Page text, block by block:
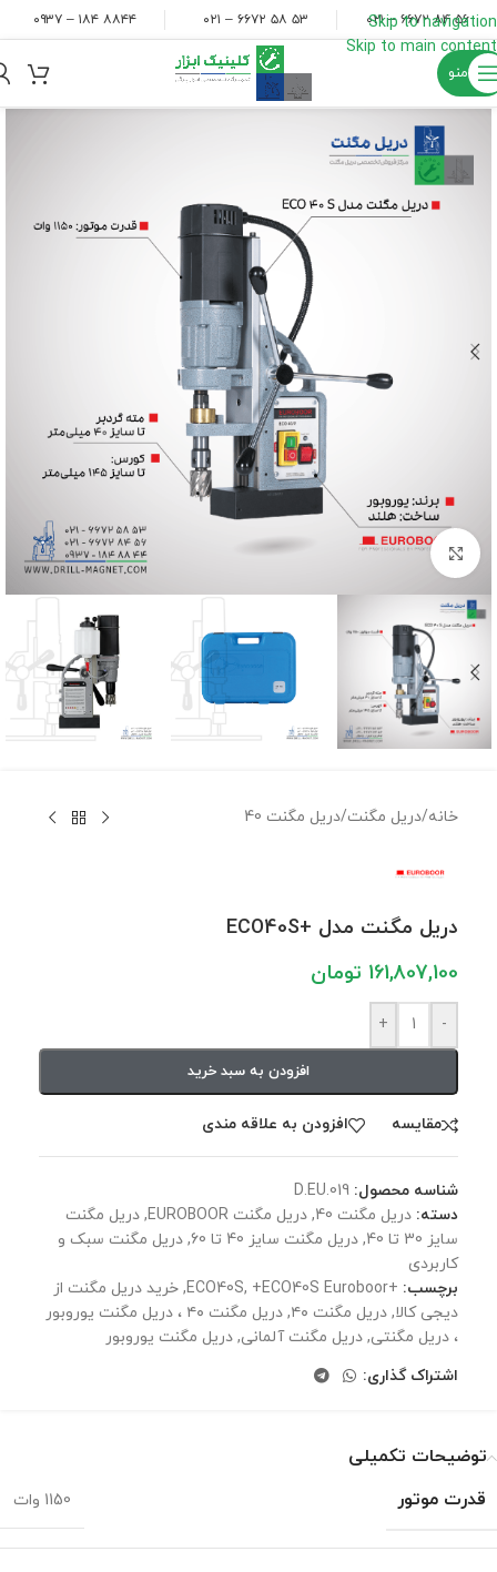
Skip to navigation
Skip to main content
۵۶ ۸۴ ۶۶۷۲ – ۰۲۱ ۵۳ ۵۸ ۶۶۷۲ – ۰۲۱ ۸۸۴۴ ۱۸۴ – ۰۹۳۷
منو
برای بزرگنمایی کلیک کنید
خانه/دریل مگنت/دریل مگنت 40
دریل مگنت مدل +ECO40S
161,807,100 تومان
-
+
افزودن به سبد خرید
مقايسه افزودن به علاقه مندی
شناسه محصول: D.EU.019
دسته: دریل مگنت 40 , دریل مگنت EUROBOOR , دریل مگنت
سایز 30 تا 40
, دریل مگنت سایز 40 تا 60 , دریل مگنت سبک و
کاربردی
برچسب: +ECO40S
, +ECO40S Euroboor
, خرید دریل مگنت از
دیجی کالا, دریل مگنت ۴۰ ,
دریل مگنت ۴۰ ،‌ دریل مگنت یوروبور
،‌ دریل مگنتی, دریل مگنت آلمانی, دریل مگنت یوروبور
اشتراک گذاری:
توضیحات تکمیلی
قدرت موتور
1150 وات